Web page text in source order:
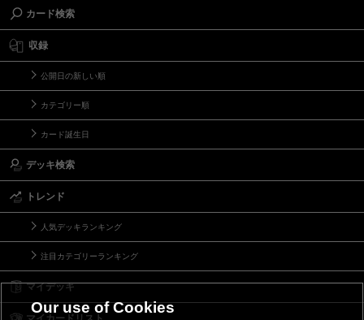
カード検索
収録
公開日の新しい順
カテゴリー順
カード誕生日
デッキ検索
トレンド
人気デッキランキング
注目カテゴリーランキング
マイデッキ
Our use of Cookies